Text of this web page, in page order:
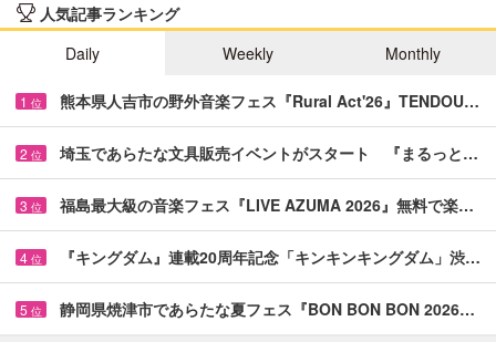
人気記事ランキング
Daily
Weekly Monthly
1 位 熊本県人吉市の野外音楽フェス『Rural Act'26』TENDOU…
2 位 埼玉であらたな文具販売イベントがスタート 『まるっと…
3 位 福島最大級の音楽フェス『LIVE AZUMA 2026』無料で楽…
4 位 『キングダム』連載20周年記念「キンキンキングダム」渋…
5 位 静岡県焼津市であらたな夏フェス『BON BON BON 2026…